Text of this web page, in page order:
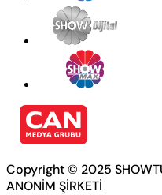
Copyright © 2025
ANONİM ŞİRKETİ